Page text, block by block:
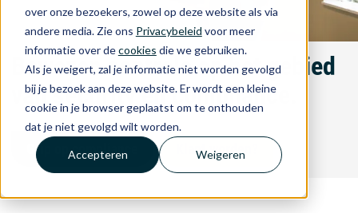
over onze bezoekers, zowel op deze website als via
andere media. Zie ons Privacybeleid voor meer
informatie over decookies die we gebruiken.
Als je weigert, zal je informatie niet worden gevolgd
bij je bezoek aan deze website. Er wordt een kleine
cookie in je browser geplaatst om te onthouden
dat je niet gevolgd wilt worden.
Accepteren Weigeren
Bewezen controle op het gebied
van security en compliance.
Grip op compliance Klant worden?